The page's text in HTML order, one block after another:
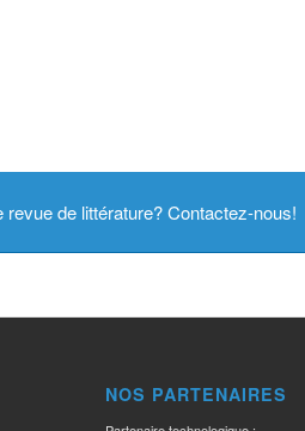
revue de littérature? Contactez-nous!
NOS PARTENAIRES